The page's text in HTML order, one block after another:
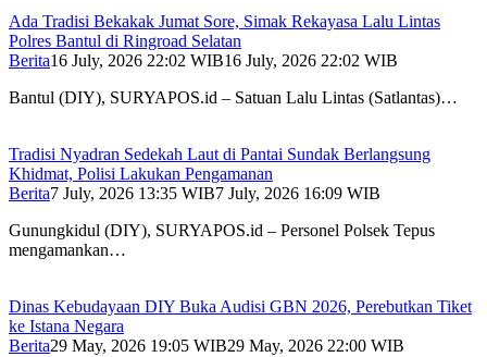
Ada Tradisi Bekakak Jumat Sore, Simak Rekayasa Lalu Lintas
Polres Bantul di Ringroad Selatan
Berita16 July, 2026 22:02 WIB16 July, 2026 22:02 WIB
Bantul (DIY), SURYAPOS.id – Satuan Lalu Lintas (Satlantas)…
Tradisi Nyadran Sedekah Laut di Pantai Sundak Berlangsung
Khidmat, Polisi Lakukan Pengamanan
Berita7 July, 2026 13:35 WIB7 July, 2026 16:09 WIB
Gunungkidul (DIY), SURYAPOS.id – Personel Polsek Tepus
mengamankan…
Dinas Kebudayaan DIY Buka Audisi GBN 2026, Perebutkan Tiket
ke Istana Negara
Berita29 May, 2026 19:05 WIB29 May, 2026 22:00 WIB